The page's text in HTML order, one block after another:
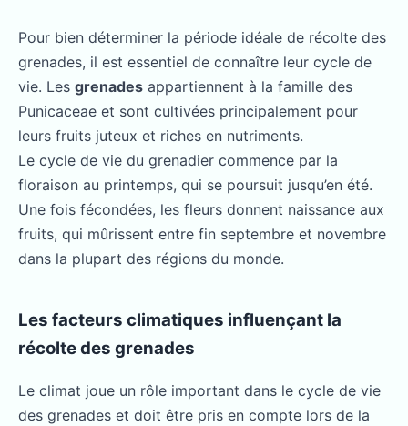
Pour bien déterminer la période idéale de récolte des
grenades, il est essentiel de connaître leur cycle de
vie. Les grenades appartiennent à la famille des
Punicaceae et sont cultivées principalement pour
leurs fruits juteux et riches en nutriments.
Le cycle de vie du grenadier commence par la
floraison au printemps, qui se poursuit jusqu’en été.
Une fois fécondées, les fleurs donnent naissance aux
fruits, qui mûrissent entre fin septembre et novembre
dans la plupart des régions du monde.
Les facteurs climatiques influençant la
récolte des grenades
Le climat joue un rôle important dans le cycle de vie
des grenades et doit être pris en compte lors de la